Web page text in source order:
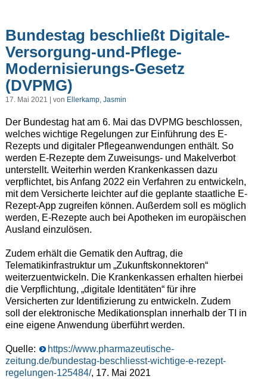
Bundestag beschließt Digitale-
Versorgung-und-Pflege-
Modernisierungs-Gesetz
(DVPMG)
17. Mai 2021 | von Ellerkamp, Jasmin
Der Bundestag hat am 6. Mai das DVPMG beschlossen,
welches wichtige Regelungen zur Einführung des E-
Rezepts und digitaler Pflegeanwendungen enthält. So
werden E-Rezepte dem Zuweisungs- und Makelverbot
unterstellt. Weiterhin werden Krankenkassen dazu
verpflichtet, bis Anfang 2022 ein Verfahren zu entwickeln,
mit dem Versicherte leichter auf die geplante staatliche E-
Rezept-App zugreifen können. Außerdem soll es möglich
werden, E-Rezepte auch bei Apotheken im europäischen
Ausland einzulösen.
Zudem erhält die Gematik den Auftrag, die
Telematikinfrastruktur um „Zukunftskonnektoren“
weiterzuentwickeln. Die Krankenkassen erhalten hierbei
die Verpflichtung, „digitale Identitäten“ für ihre
Versicherten zur Identifizierung zu entwickeln. Zudem
soll der elektronische Medikationsplan innerhalb der TI in
eine eigene Anwendung überführt werden.
Quelle:
https://www.pharmazeutische-
zeitung.de/bundestag-beschliesst-wichtige-e-rezept-
regelungen-125484/, 17. Mai 2021